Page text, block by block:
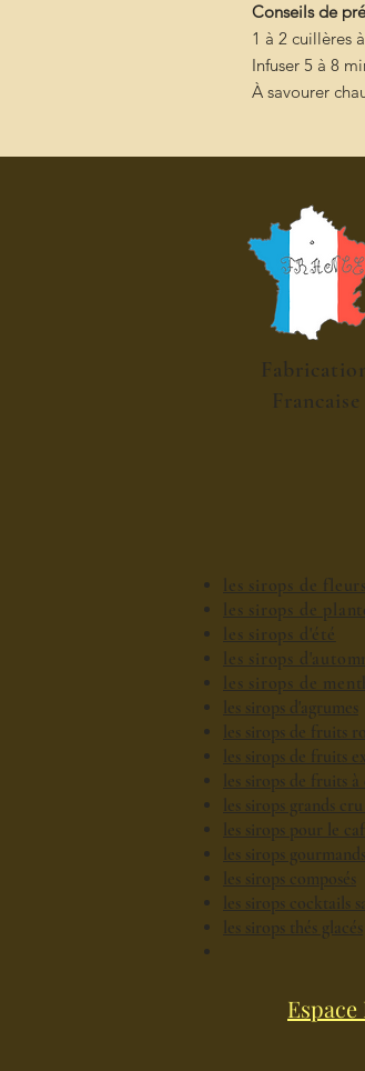
Conseils de
1 à 2 cuillères
Infuser 5 à 8
À savourer
Francaise
les sirops de fleurs
les sirops de
les sirops d'été
les sirops
les sirops de
les sirops d'agrumes
les sirops de fruits
les sirops de fruits
les sirops de fruits à
les sirops grands
les sirops pour le
les sirops gourmands
les sirops composés
les sirops cocktails
les sirops thés glacés
Espace